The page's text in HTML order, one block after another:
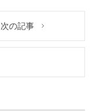
次の記事